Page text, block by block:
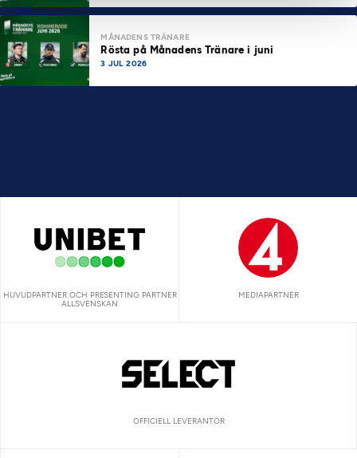
MÅNADENS TRÄNARE
Rösta på Månadens Tränare i juni
3 JUL 2026
HUVUDPARTNER OCH PRESENTING PARTNER
ALLSVENSKAN
MEDIAPARTNER
OFFICIELL LEVERANTÖR